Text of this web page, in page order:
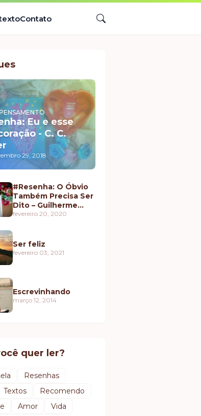
Contato
Eu e esse
- C. C.
29, 2018
#Resenha: O Óbvio
Também Precisa Ser
Dito – Guilherme
Pintto
fevereiro 20, 2020
Ser feliz
fevereiro 03, 2021
Escrevinhando
março 12, 2014
quer ler?
Resenhas
Textos
Recomendo
Amor
Vida